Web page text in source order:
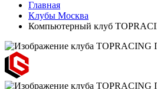
Главная
Клубы Москва
Компьютерный клуб